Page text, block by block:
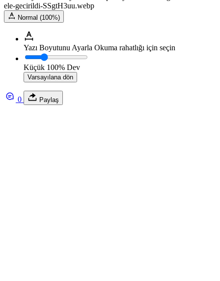
ele-gecirildi-SSgtH3uu.webp
Normal (100%)
Yazı Boyutunu Ayarla Okuma rahatlığı için seçin
Küçük 100% Dev
Varsayılana dön
0 Paylaş